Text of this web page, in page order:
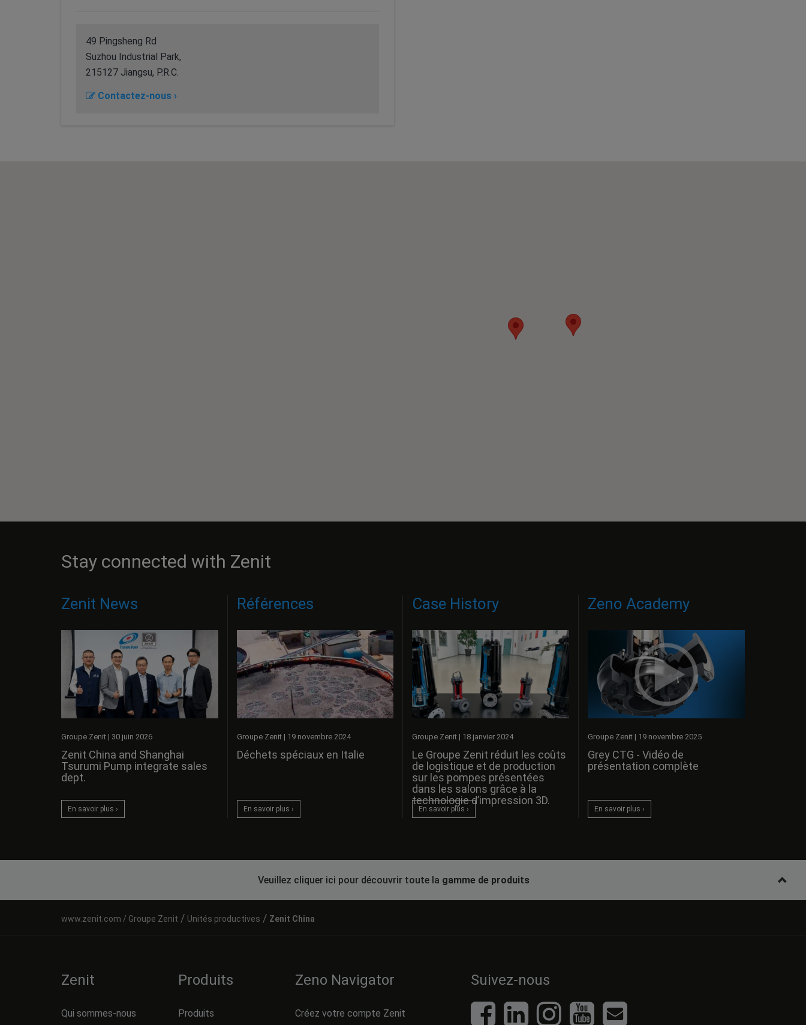
49 Pingsheng Rd
Suzhou Industrial Park,
215127 Jiangsu, P.R.C.
Contactez-nous ›
Stay connected with Zenit
Zenit News
Groupe Zenit | 30 juin 2026
Zenit China and Shanghai
Tsurumi Pump integrate sales
dept.
En savoir plus ›
Références
Groupe Zenit | 19 novembre 2024
Déchets spéciaux en Italie
En savoir plus ›
Case History
Groupe Zenit | 18 janvier 2024
Le Groupe Zenit réduit les coûts
de logistique et de production
sur les pompes présentées
dans les salons grâce à la
technologie d’impression 3D.
En savoir plus ›
Zeno Academy
Groupe Zenit | 19 novembre 2025
Grey CTG - Vidéo de
présentation complète
En savoir plus ›
Veuillez cliquer ici pour découvrir toute la gamme de produits
Groupe Zenit / Unités productives / Zenit China
Zenit
Qui sommes-nous
Produits
Produits
Zeno Navigator
Créez votre compte Zenit
Suivez-nous